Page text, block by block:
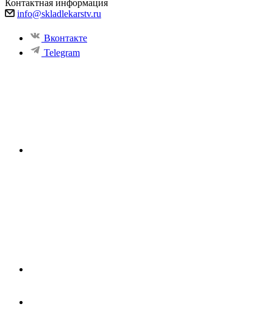
Контактная информация
info@skladlekarstv.ru
Вконтакте
Telegram